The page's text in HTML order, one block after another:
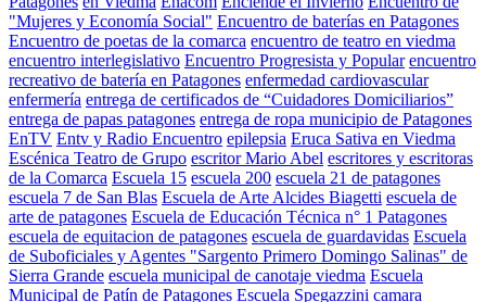
"Mujeres y Economía Social" Encuentro de baterías en Patagones
Encuentro de poetas de la comarca encuentro de teatro en viedma
encuentro interlegislativo Encuentro Progresista y Popular encuentro
recreativo de batería en Patagones enfermedad cardiovascular
enfermería entrega de certificados de “Cuidadores Domiciliarios”
entrega de papas patagones entrega de ropa municipio de Patagones
EnTV Entv y Radio Encuentro epilepsia Eruca Sativa en Viedma
Escénica Teatro de Grupo escritor Mario Abel escritores y escritoras
de la Comarca Escuela 15 escuela 200 escuela 21 de patagones
escuela 7 de San Blas Escuela de Arte Alcides Biagetti escuela de
arte de patagones Escuela de Educación Técnica n° 1 Patagones
escuela de equitacion de patagones escuela de guardavidas Escuela
de Suboficiales y Agentes "Sargento Primero Domingo Salinas" de
Sierra Grande escuela municipal de canotaje viedma Escuela
Municipal de Patín de Patagones Escuela Spegazzini camara